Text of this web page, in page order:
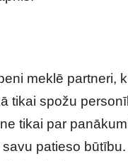
meklē partneri,
tikai spožu
tikai par
savu patieso